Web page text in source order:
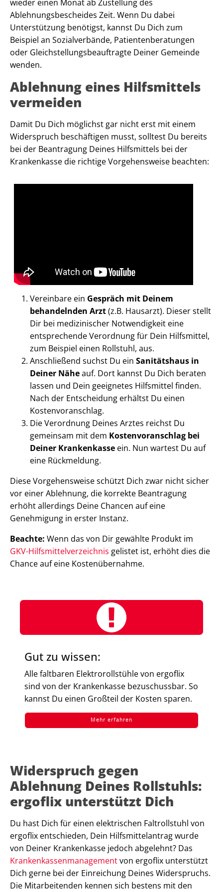
wieder einen Monat ab Zustellung des
Ablehnungsbescheides Zeit. Wenn Du dabei
Unterstützung benötigst, kannst Du Dich zum
Beispiel an Sozialverbände, Patientenberatungen
oder Gleichstellungsbeauftragte Deiner Gemeinde
wenden.
Ablehnung eines Hilfsmittels
vermeiden
Damit Du Dich möglichst gar nicht erst mit einem
Widerspruch beschäftigen musst, solltest Du bereits
bei der Beantragung Deines Hilfsmittels bei der
Krankenkasse die richtige Vorgehensweise beachten:
Vereinbare ein Gespräch mit Deinem
behandelnden Arzt(z.B. Hausarzt). Dieser stellt
Dir bei medizinischer Notwendigkeit eine
entsprechende Verordnung für Dein Hilfsmittel,
zum Beispiel einen Rollstuhl, aus.
Anschließend suchst Du ein Sanitätshaus in
Deiner Näheauf. Dort kannst Du Dich beraten
lassen und Dein geeignetes Hilfsmittel finden.
Nach der Entscheidung erhältst Du einen
Kostenvoranschlag.
Die Verordnung Deines Arztes reichst Du
gemeinsam mit dem Kostenvoranschlag bei
Deiner Krankenkasse ein. Nun wartest Du auf
eine Rückmeldung.
Diese Vorgehensweise schützt Dich zwar nicht sicher
vor einer Ablehnung, die korrekte Beantragung
erhöht allerdings Deine Chancen auf eine
Genehmigung in erster Instanz.
Beachte: Wenn das von Dir gewählte Produkt im
GKV-Hilfsmittelverzeichnis gelistet ist, erhöht dies die
Chance auf eine Kostenübernahme.
Gut zu wissen:
Alle faltbaren Elektrorollstühle von ergoflix
sind von der Krankenkasse bezuschussbar. So
kannst Du einen Großteil der Kosten sparen.
Mehr erfahren
Widerspruch gegen
Ablehnung Deines Rollstuhls:
ergoflix unterstützt Dich
Du hast Dich für einen elektrischen Faltrollstuhl von
ergoflix entschieden, Dein Hilfsmittelantrag wurde
von Deiner Krankenkasse jedoch abgelehnt? Das
Krankenkassenmanagementvon ergoflix unterstützt
Dich gerne bei der Einreichung Deines Widerspruchs.
Die Mitarbeitenden kennen sich bestens mit den